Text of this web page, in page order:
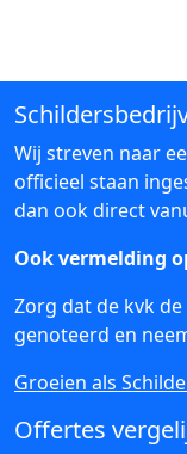
Wij streven naar
officieel staan
dan ook direct
Ook vermelding
Zorg dat de kvk
genoteerd en
Groeien als
Offertes